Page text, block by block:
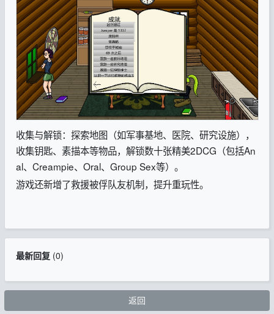
收集与解锁：探索地图（如军事基地、医院、研究设施），
收集钥匙、素描本等物品，解锁数十张精美2DCG（包括An
al、Creampie、Oral、Group Sex等）。
游戏还新增了救援被俘队友机制，提升重玩性。
最新回复(0)
返回